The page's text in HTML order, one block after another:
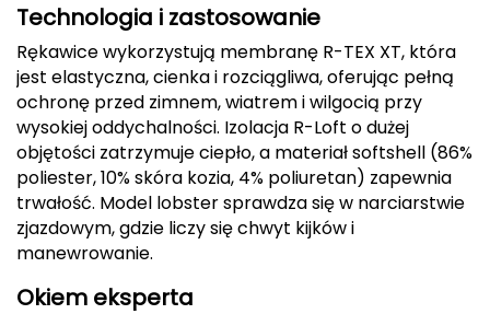
Dolomite
E
EISBAR
ENERO
ENERO CAMP
Technologia i zastosowanie
Rękawice wykorzystują membranę R-TEX XT, która
jest elastyczna, cienka i rozciągliwa, oferując pełną
ochronę przed zimnem, wiatrem i wilgocią przy
wysokiej oddychalności. Izolacja R-Loft o dużej
objętości zatrzymuje ciepło, a materiał softshell (86%
poliester, 10% skóra kozia, 4% poliuretan) zapewnia
trwałość. Model lobster sprawdza się w narciarstwie
zjazdowym, gdzie liczy się chwyt kijków i
manewrowanie.
Okiem eksperta